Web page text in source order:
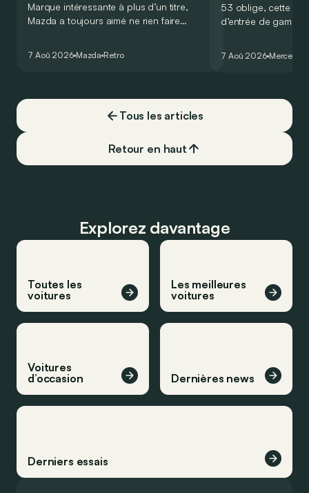
Marque intéressante à plus d’un titre,
Mazda a toujours aimé ne rien faire
de la plus belle des manières…
7 Aoû 2026 Mazda Retro
53 oblige, cette
d’entrée de
moins…
7 Aoû 2026 Mercedes
Tous les articles
Retour en haut
Explorez davantage
Toutes les
voitures
Les meilleures
voitures
Voitures
d’occasion
Dernières news
Derniers essais